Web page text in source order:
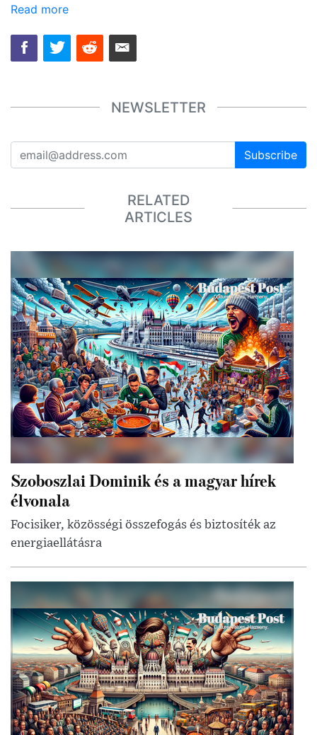
Read more
NEWSLETTER
Subscribe
RELATED
ARTICLES
Szoboszlai Dominik és a magyar hírek
élvonala
Focisiker, közösségi összefogás és biztosíték az
energiaellátásra